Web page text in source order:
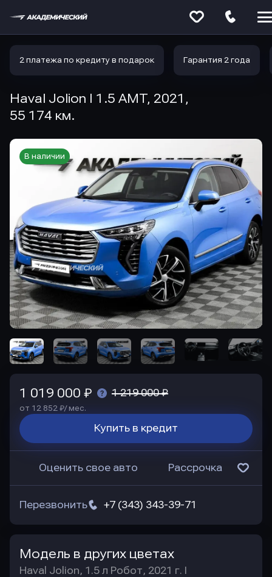
2 платежа по кредиту в подарок Гарантия 2 года
Haval Jolion I 1.5 AMT, 2021,
55 174 км.
В наличии
1 019 000 ₽ 1 219 000 ₽
от 12 852 ₽/ мес.
Купить в кредит
Оценить свое авто Рассрочка
+7 (343) 343-39-71
Перезвонить
Модель в других цветах
Haval Jolion, 1.5 л Робот, 2021 г. I